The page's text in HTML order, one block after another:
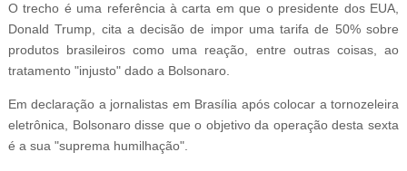
O trecho é uma referência à carta em que o presidente dos EUA,
Donald Trump, cita a decisão de impor uma tarifa de 50% sobre
produtos brasileiros como uma reação, entre outras coisas, ao
tratamento "injusto" dado a Bolsonaro.
Em declaração a jornalistas em Brasília após colocar a tornozeleira
eletrônica, Bolsonaro disse que o objetivo da operação desta sexta
é a sua "suprema humilhação".